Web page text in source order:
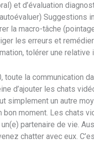
et d’évaluation
Suggestions
la macro-tâche
les erreurs et
tolérer une
toute la communication
d’ajouter les chats
un autre
moment. Les chats
partenaire de vie.
chatter avec eux.